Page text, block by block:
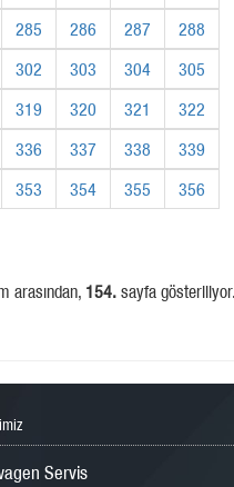
285 286 287
288
302 303 304
305
319 320 321
322
336 337 338
339
353 354 355
356
arasından, 154.sayfa gösteriliyor.
Servis